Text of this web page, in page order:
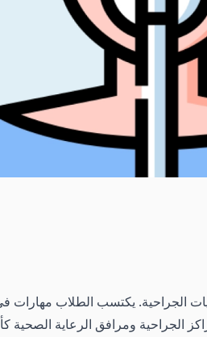
الجراحية. يكتسب الطلاب مهارات
الجراحية ومرافق الرعاية الصحية